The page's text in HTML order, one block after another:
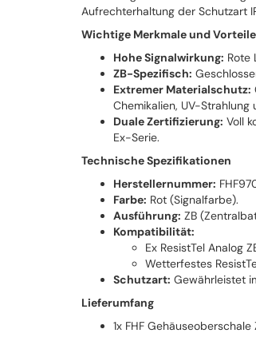
Aufrechterhaltung der Schutzart
Wichtige Merkmale und Vorteile
Hohe Signalwirkung: Rote
ZB-Spezifisch:
Extremer Materialschutz:
Chemikalien, UV-Strahlung
Duale Zertifizierung: Voll
Ex-Serie.
Technische Spezifikationen
Herstellernummer:
Farbe: Rot (Signalfarbe).
Ausführung: ZB
Kompatibilität:
Ex ResistTel Analog
Wetterfestes
Schutzart: Gewährleistet
Lieferumfang
1x FHF